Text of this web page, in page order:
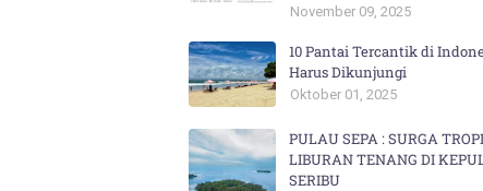
November 09, 2025
10 Pantai Tercantik di
Harus Dikunjungi
Oktober 01, 2025
PULAU SEPA : SURGA
LIBURAN TENANG DI
SERIBU